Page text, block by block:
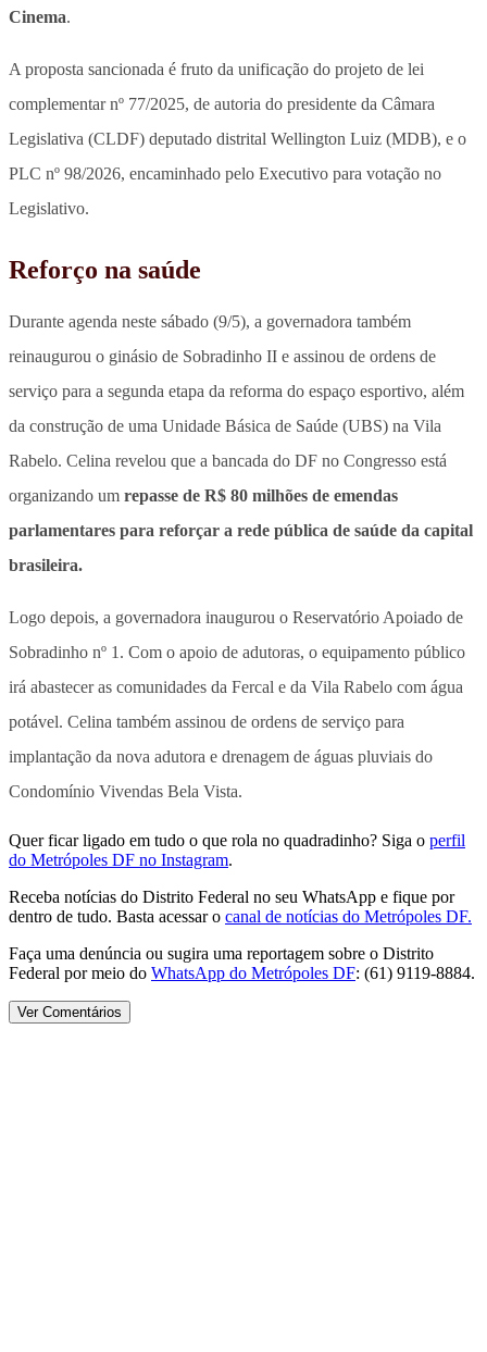
Cinema.
A proposta sancionada é fruto da unificação do projeto de lei
complementar nº 77/2025, de autoria do presidente da Câmara
Legislativa (CLDF) deputado distrital Wellington Luiz (MDB), e o
PLC nº 98/2026, encaminhado pelo Executivo para votação no
Legislativo.
Reforço na saúde
Durante agenda neste sábado (9/5), a governadora também
reinaugurou o ginásio de Sobradinho II e assinou de ordens de
serviço para a segunda etapa da reforma do espaço esportivo, além
da construção de uma Unidade Básica de Saúde (UBS) na Vila
Rabelo. Celina revelou que a bancada do DF no Congresso está
organizando um repasse de R$ 80 milhões de emendas
parlamentares para reforçar a rede pública de saúde da capital
brasileira.
Logo depois, a governadora inaugurou o Reservatório Apoiado de
Sobradinho nº 1. Com o apoio de adutoras, o equipamento público
irá abastecer as comunidades da Fercal e da Vila Rabelo com água
potável. Celina também assinou de ordens de serviço para
implantação da nova adutora e drenagem de águas pluviais do
Condomínio Vivendas Bela Vista.
Quer ficar ligado em tudo o que rola no quadradinho? Siga o perfil
do Metrópoles DF no Instagram.
Receba notícias do Distrito Federal no seu WhatsApp e fique por
dentro de tudo. Basta acessar o canal de notícias do Metrópoles DF.
Faça uma denúncia ou sugira uma reportagem sobre o Distrito
Federal por meio do WhatsApp do Metrópoles DF: (61) 9119-8884.
Ver Comentários